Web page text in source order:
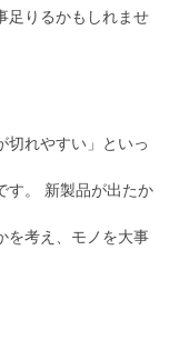
足りるかもしれませ
切れやすい」といっ
す。 新製品が出たか
を考え、モノを大事